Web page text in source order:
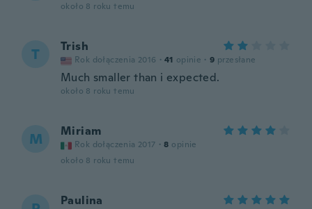
około 8 roku temu
T Trish
Rok dołączenia 2016 · 41 opinie · 9 przesłane
Much smaller than i expected.
około 8 roku temu
M Miriam
Rok dołączenia 2017 · 8 opinie
około 8 roku temu
Paulina